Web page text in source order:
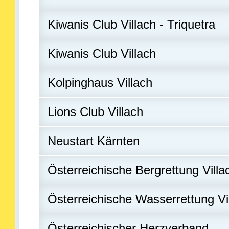
Kiwanis Club Villach - Triquetra
Kiwanis Club Villach
Kolpinghaus Villach
Lions Club Villach
Neustart Kärnten
Österreichische Bergrettung
Österreichische Wasserrettung